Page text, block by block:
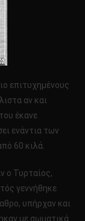
επιτυχημένους
αν και
έκανε
ενάντια των
60 κιλά.
ο Τυρταίος,
γεννήθηκε
υπήρχαν και
με σωματικά